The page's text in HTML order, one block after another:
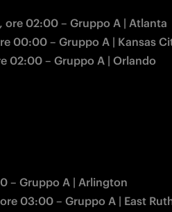
02:00 – Gruppo A | Atlanta
00:00 – Gruppo A | Kansas
02:00 – Gruppo A | Orlando
– Gruppo A | Arlington
03:00 – Gruppo A | East